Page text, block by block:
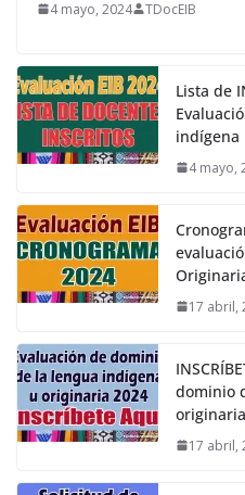
4 mayo, 2024 TDocEIB
Lista de
indígena
4 mayo,
17 abril,
dominio
17 abril,